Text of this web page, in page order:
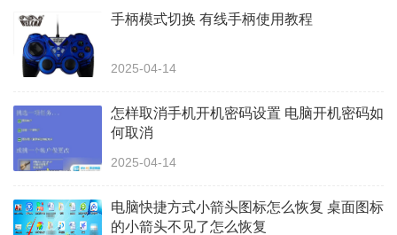
手柄模式切换 有线手柄使用教程
2025-04-14
怎样取消手机开机密码设置 电脑开机密码如
何取消
2025-04-14
电脑快捷方式小箭头图标怎么恢复 桌面图标
的小箭头不见了怎么恢复